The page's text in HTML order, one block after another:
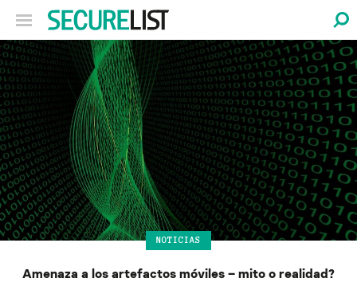
NOTICIAS
Amenaza a los artefactos móviles – mito o realidad?